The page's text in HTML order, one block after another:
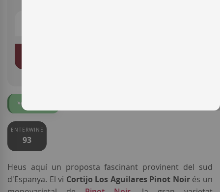
ENTERWINE
93
Heus aquí un proposta fascinant provinent del sud
d'Espanya. El vi Cortijo Los Aguilares Pinot Noirés un